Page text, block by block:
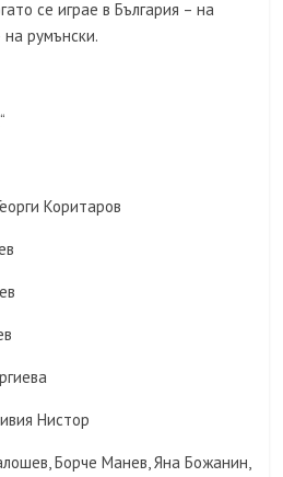
се играе в България – на
на румънски.
Коритаров
Нистор
Борче Манев, Яна Божанин,